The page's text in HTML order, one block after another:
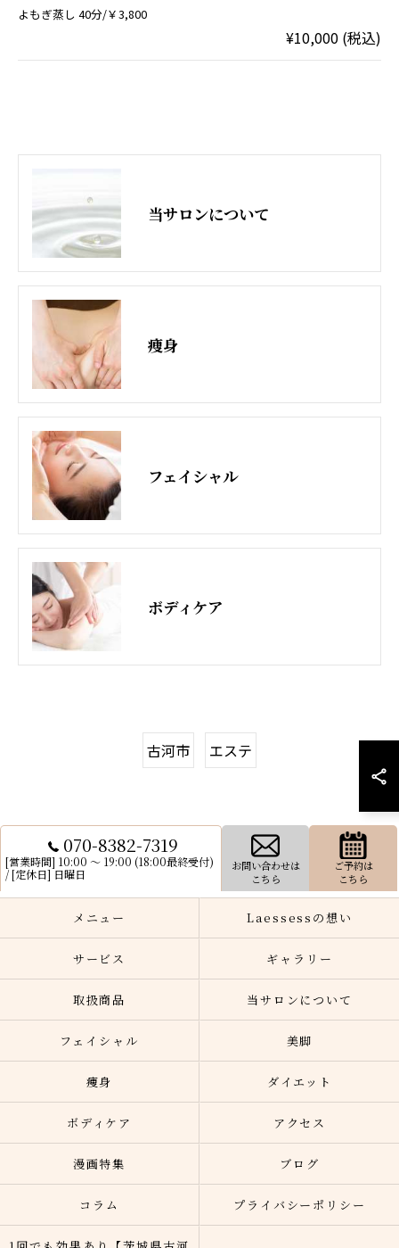
よもぎ蒸し 40分/￥3,800
¥10,000 (税込)
当サロンについて
痩身
フェイシャル
ボディケア
古河市 エステ
070-8382-7319
[営業時間] 10:00 〜 19:00 (18:00最終受付)
/ [定休日] 日曜日
お問い合わせは
こちら
ご予約は
こちら
メニュー Laessessの想い
サービス ギャラリー
取扱商品 当サロンについて
フェイシャル 美脚
痩身 ダイエット
ボディケア アクセス
漫画特集 ブログ
コラム プライバシーポリシー